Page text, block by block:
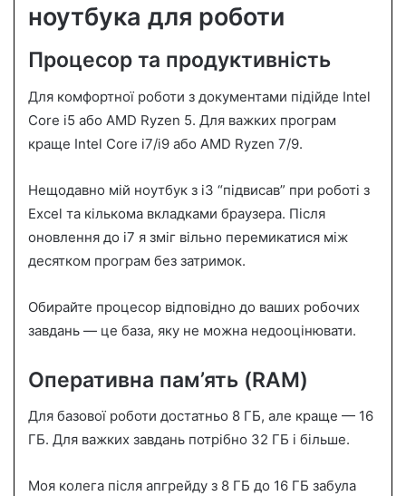
ноутбука для роботи
Процесор та продуктивність
Для комфортної роботи з документами підійде Intel
Core i5 або AMD Ryzen 5. Для важких програм
краще Intel Core i7/i9 або AMD Ryzen 7/9.
Нещодавно мій ноутбук з i3 “підвисав” при роботі з
Excel та кількома вкладками браузера. Після
оновлення до i7 я зміг вільно перемикатися між
десятком програм без затримок.
Обирайте процесор відповідно до ваших робочих
завдань — це база, яку не можна недооцінювати.
Оперативна пам’ять (RAM)
Для базової роботи достатньо 8 ГБ, але краще — 16
ГБ. Для важких завдань потрібно 32 ГБ і більше.
Моя колега після апгрейду з 8 ГБ до 16 ГБ забула